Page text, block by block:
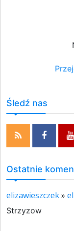
Śledź nas
Ostatnie
elizawieszczek»
Strzyzow